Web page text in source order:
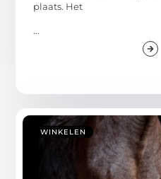
plaats. Het
...
WINKELEN